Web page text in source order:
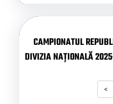
CAMPIONATUL
DIVIZIA NAȚIONALĂ
<